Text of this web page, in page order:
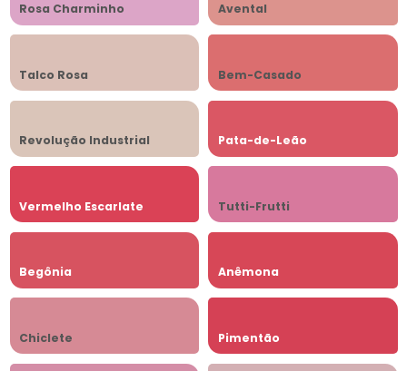
Rosa Charminho Avental
Talco Rosa Bem-Casado
Revolução Industrial Pata-de-Leão
Vermelho Escarlate Tutti-Frutti
Begônia Anêmona
Chiclete Pimentão